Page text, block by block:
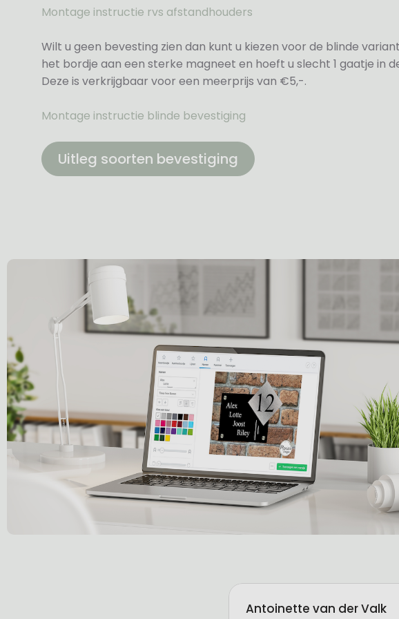
Montage instructie rvs afstandhouders
Wilt u geen bevesting zien dan kunt u kiezen voor de blinde
het bordje aan een sterke magneet en hoeft u slecht 1 gaatje in
Deze is verkrijgbaar voor een meerprijs van €5,-.
Montage instructie blinde bevestiging
Uitleg soorten bevestiging